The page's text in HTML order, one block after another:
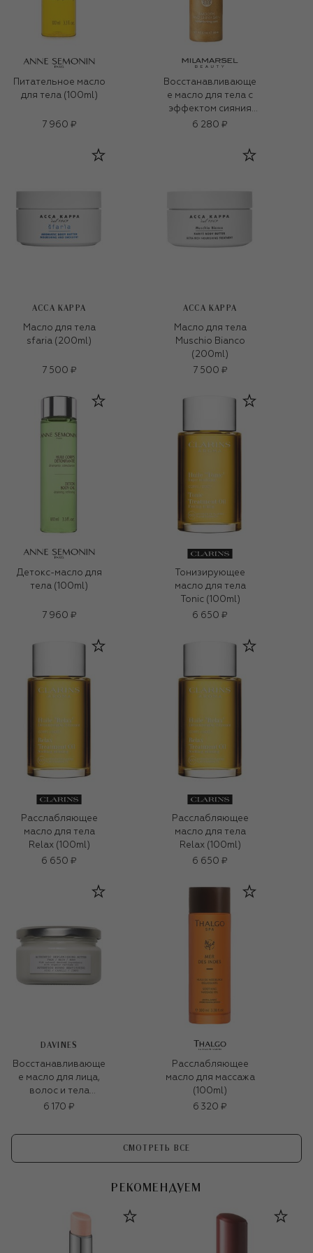
Питательное масло
для тела (100ml)
7 960 ₽
Восстанавливающе
е масло для тела с
эффектом сияния
(150ml)
6 280 ₽
ACCA KAPPA
Масло для тела
sfaria (200ml)
7 500 ₽
ACCA KAPPA
Масло для тела
Muschio Bianco
(200ml)
7 500 ₽
Детокс-масло для
тела (100ml)
7 960 ₽
Тонизирующее
масло для тела
Tonic (100ml)
6 650 ₽
Расслабляющее
масло для тела
Relax (100ml)
6 650 ₽
Расслабляющее
масло для тела
Relax (100ml)
6 650 ₽
DAVINES
Восстанавливающе
е масло для лица,
волос и тела
Authentic (230ml)
6 170 ₽
Расслабляющее
масло для массажа
(100ml)
6 320 ₽
СМОТРЕТЬ ВСЕ
РЕКОМЕНДУЕМ